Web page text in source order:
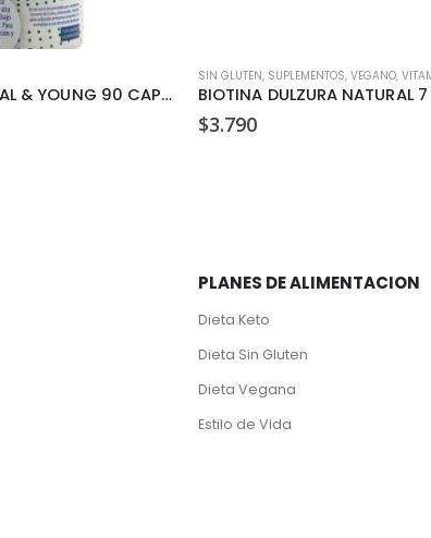
COLAGEDEN VITAL & YOUNG 90 CAPSULAS
SIN GLUTEN, SUPLEMENTOS, VEGANO,
BIOTINA DULZURA NATURAL
$3.790
PLANES DE ALIMENTACION
Dieta Keto
Dieta Sin Gluten
Dieta Vegana
Estilo de Vida